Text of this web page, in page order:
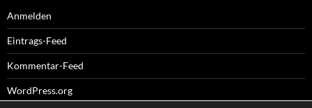
Anmelden
Eintrags-Feed
Kommentar-Feed
WordPress.org